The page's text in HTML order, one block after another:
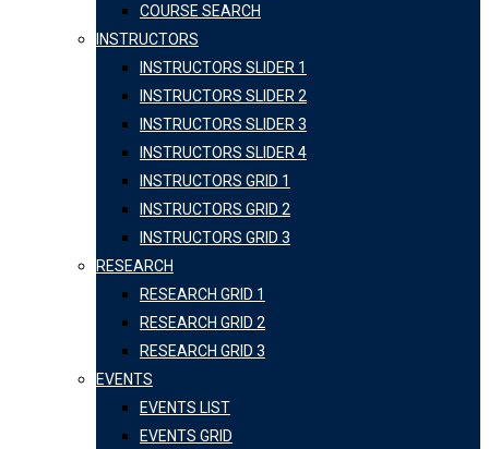
COURSE SEARCH
INSTRUCTORS
INSTRUCTORS SLIDER 1
INSTRUCTORS SLIDER 2
INSTRUCTORS SLIDER 3
INSTRUCTORS SLIDER 4
INSTRUCTORS GRID 1
INSTRUCTORS GRID 2
INSTRUCTORS GRID 3
RESEARCH
RESEARCH GRID 1
RESEARCH GRID 2
RESEARCH GRID 3
EVENTS
EVENTS LIST
EVENTS GRID